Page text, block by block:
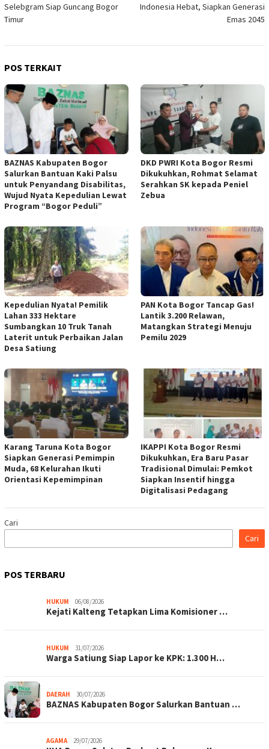
Selebgram Siap Guncang Bogor
Timur
Indonesia Hebat, Siapkan Generasi
Emas 2045
POS TERKAIT
BAZNAS Kabupaten Bogor
Salurkan Bantuan Kaki Palsu
untuk Penyandang Disabilitas,
Wujud Nyata Kepedulian Lewat
Program “Bogor Peduli”
DKD PWRI Kota Bogor Resmi
Dikukuhkan, Rohmat Selamat
Serahkan SK kepada Peniel
Zebua
Kepedulian Nyata! Pemilik
Lahan 333 Hektare
Sumbangkan 10 Truk Tanah
Laterit untuk Perbaikan Jalan
Desa Satiung
PAN Kota Bogor Tancap Gas!
Lantik 3.200 Relawan,
Matangkan Strategi Menuju
Pemilu 2029
Karang Taruna Kota Bogor
Siapkan Generasi Pemimpin
Muda, 68 Kelurahan Ikuti
Orientasi Kepemimpinan
IKAPPI Kota Bogor Resmi
Dikukuhkan, Era Baru Pasar
Tradisional Dimulai: Pemkot
Siapkan Insentif hingga
Digitalisasi Pedagang
Cari
Cari
POS TERBARU
HUKUM 06/08/2026
Kejati Kalteng Tetapkan Lima Komisioner …
HUKUM 31/07/2026
Warga Satiung Siap Lapor ke KPK: 1.300 H…
DAERAH 30/07/2026
BAZNAS Kabupaten Bogor Salurkan Bantuan …
AGAMA 29/07/2026